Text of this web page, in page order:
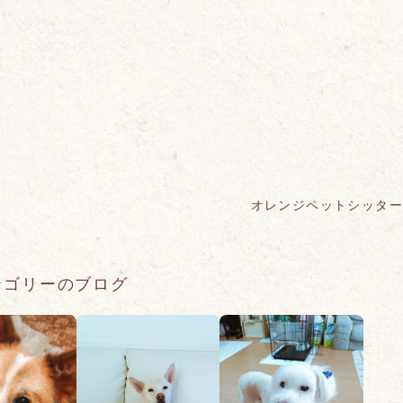
オレンジペットシッター
リーのブログ